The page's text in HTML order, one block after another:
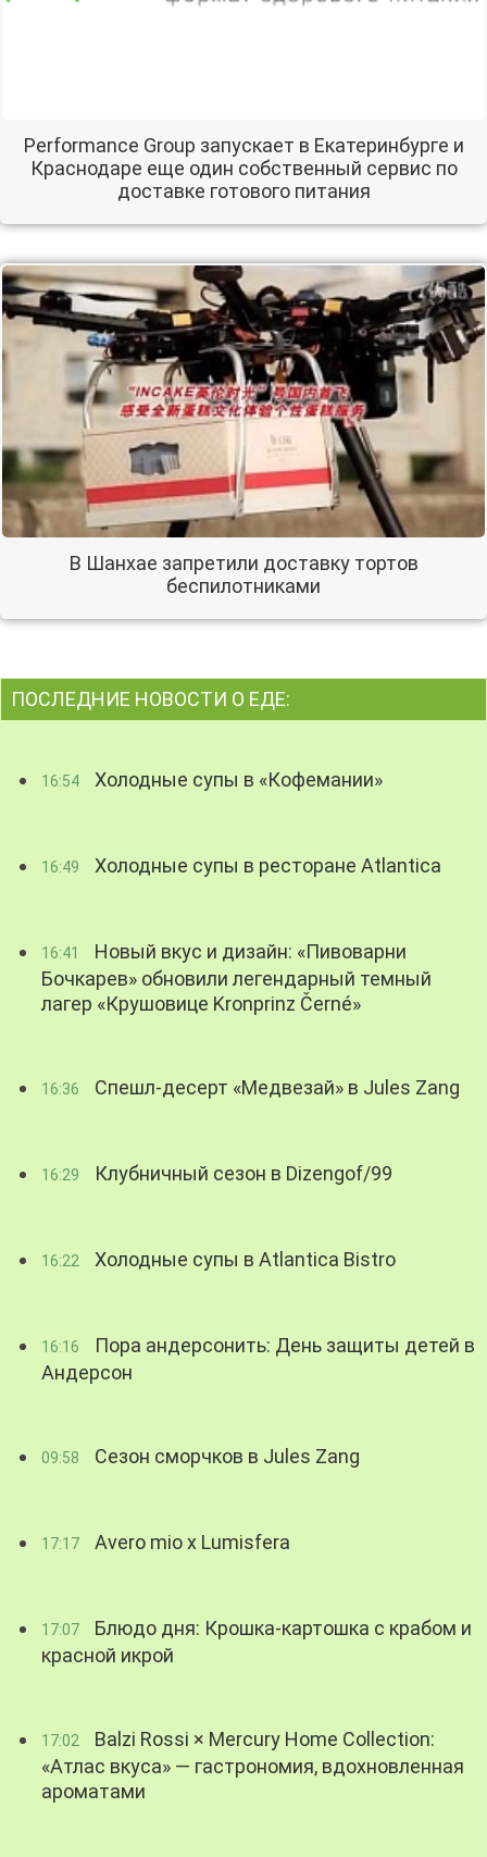
Performance Group запускает в Екатеринбурге и
Краснодаре еще один собственный сервис по
доставке готового питания
В Шанхае запретили доставку тортов
беспилотниками
ПОСЛЕДНИЕ НОВОСТИ О ЕДЕ:
16:54 Холодные супы в «Кофемании»
16:49 Холодные супы в ресторане Atlantica
16:41
Новый вкус и дизайн: «Пивоварни
Бочкарев» обновили легендарный темный
лагер «Крушовице Kronprinz Černé»
16:36 Спешл-десерт «Медвезай» в Jules Zang
16:29 Клубничный сезон в Dizengof/99
16:22 Холодные супы в Atlantica Bistro
16:16
Пора андерсонить: День защиты детей в
Андерсон
09:58 Сезон сморчков в Jules Zang
17:17 Avero mio x Lumisfera
17:07
Блюдо дня: Крошка-картошка с крабом и
красной икрой
17:02
Balzi Rossi × Mercury Home Collection:
«Атлас вкуса» — гастрономия, вдохновленная
ароматами